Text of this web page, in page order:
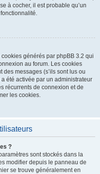
à cocher, il est probable qu’un
générés par phpBB 3.2 qui
au forum. Les cookies
des messages (s’ils sont lus ou
été activée par un administrateur
récurrents de connexion et de
les cookies.
?
sont stockés dans la
modifier depuis le panneau de
se trouve généralement en